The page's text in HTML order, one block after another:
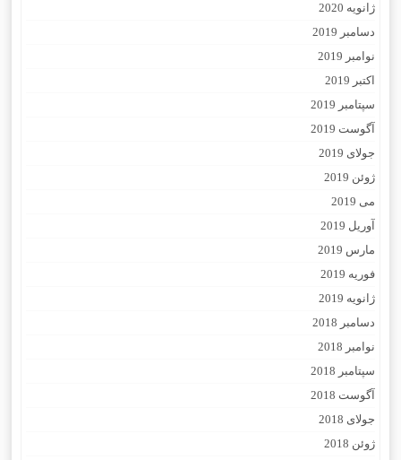
ژانویه 2020
دسامبر 2019
نوامبر 2019
اکتبر 2019
سپتامبر 2019
آگوست 2019
جولای 2019
ژوئن 2019
می 2019
آوریل 2019
مارس 2019
فوریه 2019
ژانویه 2019
دسامبر 2018
نوامبر 2018
سپتامبر 2018
آگوست 2018
جولای 2018
ژوئن 2018